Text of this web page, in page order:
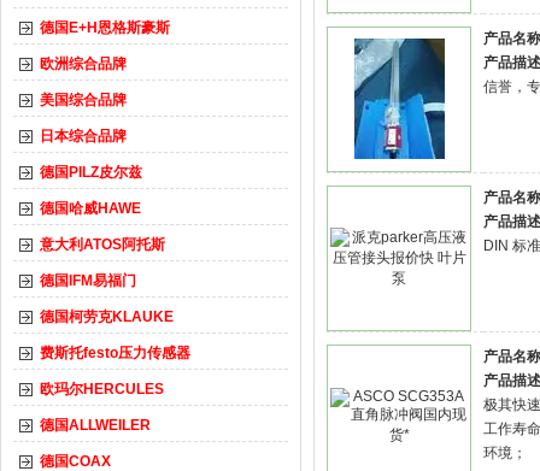
德国E+H恩格斯豪斯
欧洲综合品牌
美国综合品牌
日本综合品牌
德国PILZ皮尔兹
德国哈威HAWE
意大利ATOS阿托斯
德国IFM易福门
德国柯劳克KLAUKE
费斯托festo压力传感器
欧玛尔HERCULES
德国ALLWEILER
德国COAX
产品名
产品描
信誉，
产品名
产品描
DIN 标
产品名
产品描
极其快
工作寿
环境；